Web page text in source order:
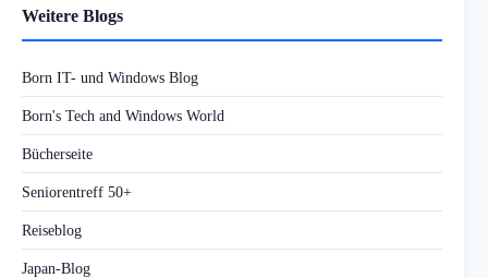
Weitere Blogs
Born IT- und Windows Blog
Born's Tech and Windows World
Bücherseite
Seniorentreff 50+
Reiseblog
Japan-Blog